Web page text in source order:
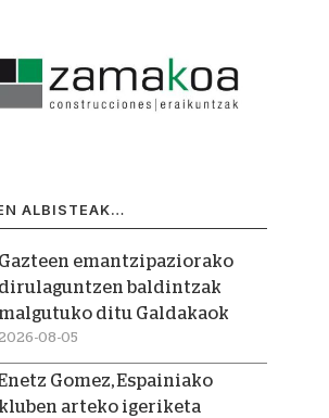
ALBISTEAK…
Gazteen emantzipaziorako
dirulaguntzen baldintzak
malgutuko ditu Galdakaok
2026-08-05
Gomez, Espainiako
kluben arteko igeriketa